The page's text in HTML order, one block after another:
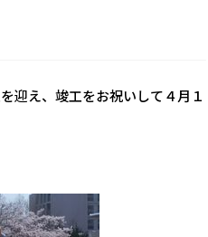
迎え、竣工をお祝いして４月１